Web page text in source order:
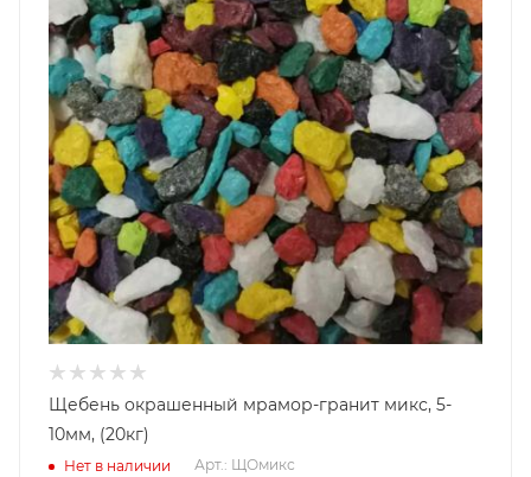
Щебень окрашенный мрамор-гранит микс, 5-
10мм, (20кг)
Нет в наличии Арт.: ЩОмикс